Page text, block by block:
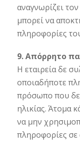
αναγνωρίζει
μπορεί να
πληροφορίες
9. Απόρρητο
Η εταιρεία δε
οποιαδήποτε
πρόσωπο που
ηλικίας. Άτομα
να μην
πληροφορίες σε